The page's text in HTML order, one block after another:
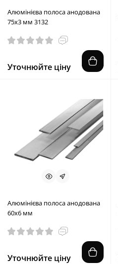
Алюмінієва полоса анодована
75х3 мм 3132
Уточнюйте ціну
Алюмінієва полоса анодована
60х6 мм
Уточнюйте ціну